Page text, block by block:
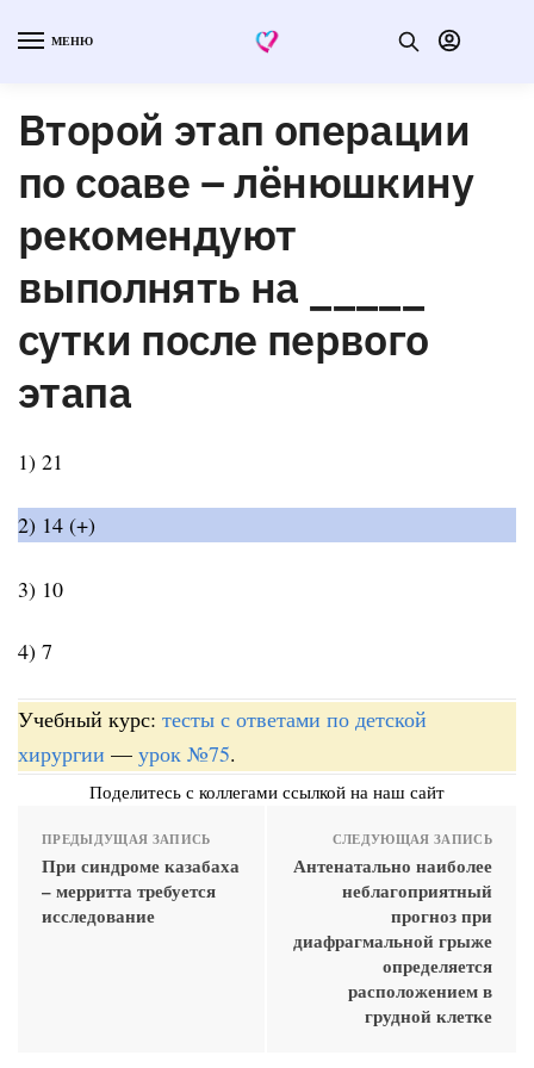
МЕНЮ
Второй этап операции
по соаве – лёнюшкину
рекомендуют
выполнять на _____
сутки после первого
этапа
1) 21
2) 14 (+)
3) 10
4) 7
Учебный курс: тесты с ответами по детской
хирургии — урок №75.
Поделитесь с коллегами ссылкой на наш сайт
ПРЕДЫДУЩАЯ ЗАПИСЬ
При синдроме казабаха
– мерритта требуется
исследование
СЛЕДУЮЩАЯ ЗАПИСЬ
Антенатально наиболее
неблагоприятный
прогноз при
диафрагмальной грыже
определяется
расположением в
грудной клетке